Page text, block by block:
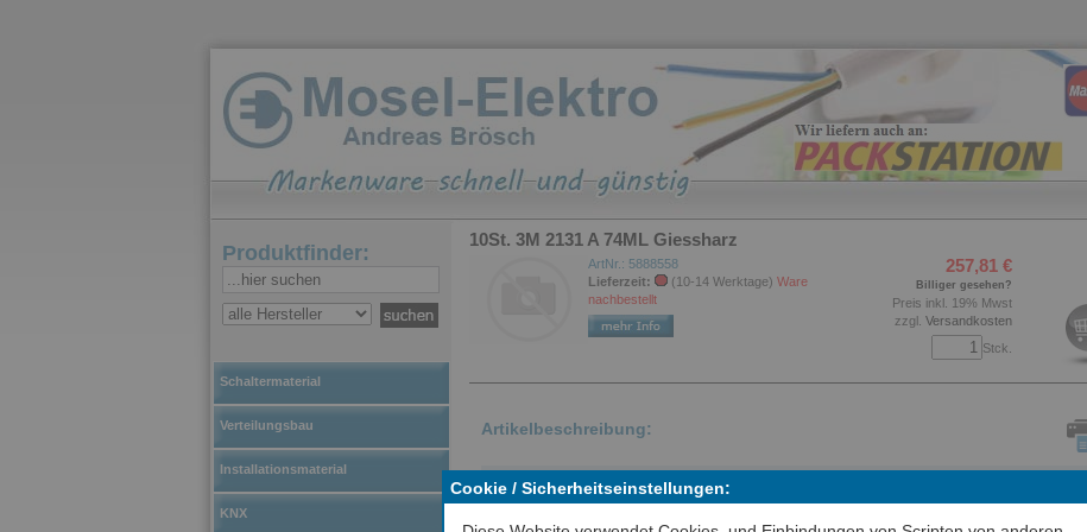
Cookie / Sicherheitseinstellungen:
Produktfinder:
Schaltermaterial
Verteilungsbau
Installationsmaterial
KNX
10St. 3M 2131 A 74ML Giessharz
ArtNr.: 5888558
Lieferzeit:
(10-14 Werktage) Ware
nachbestellt
257,81 €
Billiger gesehen?
Preis inkl. 19% Mwst
zzgl. Versandkosten
Stck.
Artikelbeschreibung:
3M™ Scotchcast™ Elektroharz 2131 ist ein flammhemmender Zwei-
Komponenten-Werkstoff, der sich u. a. für die Beschichtung des Kabelmantels